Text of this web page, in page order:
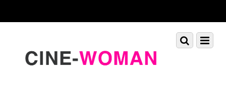
down
Menu
Scroll
down